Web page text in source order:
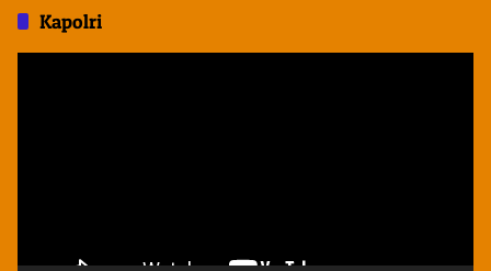
Kapolri